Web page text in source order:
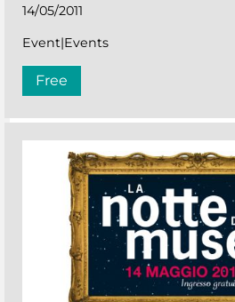
14/05/2011
Event|Events
Free